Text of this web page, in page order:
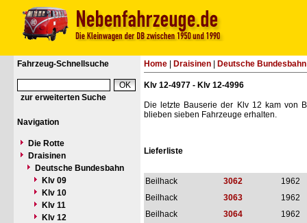
Fahrzeug-Schnellsuche
zur erweiterten Suche
Navigation
Die Rotte
Draisinen
Deutsche Bundesbahn
Klv 09
Klv 10
Klv 11
Klv 12
Home Draisinen Deutsche Bundesbahn
Klv 12-4977 - Klv 12-4996
Die letzte Bauserie der Klv 12 kam von
blieben sieben Fahrzeuge erhalten.
Lieferliste
Beilhack 3062
1962
Beilhack
3063
1962
Beilhack
3064
1962